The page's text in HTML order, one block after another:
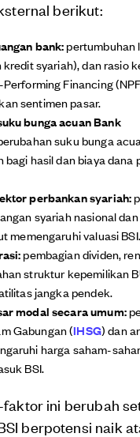
berikut:
bank:pertumbuhan
syariah), dan rasio
Financing
sentimen pasar.
bunga acuan Bank
suku bunga
bagi hasil dan biaya dana
perbankan syariah:
syariah nasional
memengaruhi valuasi BSI.
pembagian dividen,
struktur kepemilikan
jangka pendek.
modal secara umum:
Gabungan (IHSG) dan
harga saham-
BSI.
ini berubah
berpotensi naik